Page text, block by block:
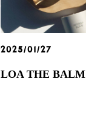
2025/01/27
LOA THE BALM